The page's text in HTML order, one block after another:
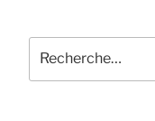
Recherche
pour
: